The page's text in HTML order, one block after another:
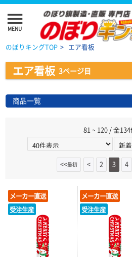
menu
MENU
のぼりキングTOP > エア看板
エア看板 3ページ目
商品一覧
81 ~ 120 / 全
<<最初 < 2 3 4
メーカー直送
受注生産
メーカー直送
受注生産